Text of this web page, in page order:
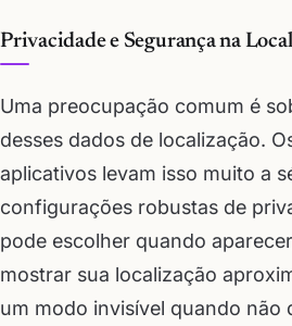
Privacidade e Segurança na
Uma preocupação comum é
desses dados de localização.
aplicativos levam isso muito a
configurações robustas de
pode escolher quando
mostrar sua localização
um modo invisível quando não